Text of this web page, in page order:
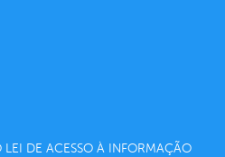
LEI DE ACESSO À INFORMAÇÃO